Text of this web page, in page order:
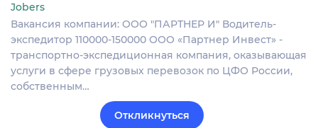
Jobers
Вакансия компании: ООО "ПАРТНЕР И" Водитель-
экспедитор 110000-150000 ООО «Партнер Инвест» -
транспортно-экспедиционная компания, оказывающая
услуги в сфере грузовых перевозок по ЦФО России,
собственным…
Откликнуться